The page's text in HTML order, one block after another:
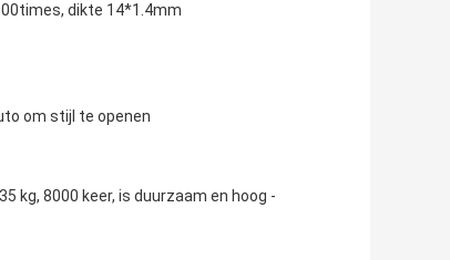
dikte 14*1.4mm
om stijl te openen
kg, 8000 keer, is duurzaam en hoog -